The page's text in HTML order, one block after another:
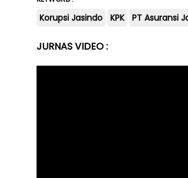
Korupsi Jasindo KPK PT Asuransi
JURNAS VIDEO :